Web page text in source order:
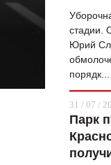
стадии.
Юрий
порядк...
31 / 07 /
Парк